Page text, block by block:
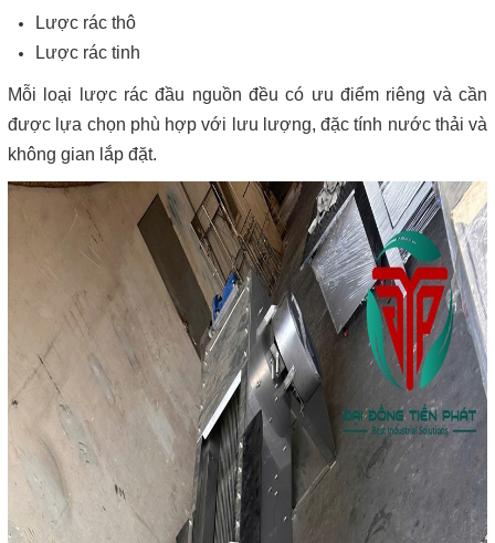
Lược rác thô
Lược rác tinh
Mỗi loại lược rác đầu nguồn đều có ưu điểm riêng và cần
được lựa chọn phù hợp với lưu lượng, đặc tính nước thải và
không gian lắp đặt.